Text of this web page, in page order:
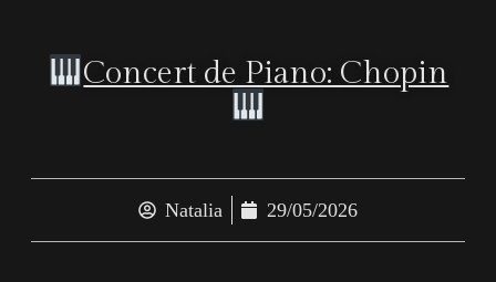
Concert de Piano: Chopin
Natalia 29/05/2026